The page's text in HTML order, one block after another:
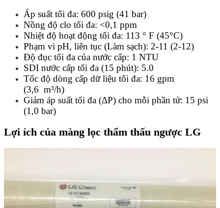
Áp suất tối đa: 600 psig (41 bar)
Nồng độ clo tối đa: <0,1 ppm
Nhiệt độ hoạt động tối đa: 113 ° F (45°C)
Phạm vi pH, liên tục (Làm sạch): 2-11 (2-12)
Độ đục tối đa của nước cấp: 1 NTU
SDI nước cấp tối đa (15 phút): 5.0
Tốc độ dòng cấp dữ liệu tối đa: 16 gpm
(3,6 m³/h)
Giảm áp suất tối đa (ΔP) cho mỗi phần tử: 15 psi
(1,0 bar)
Lợi ích của màng lọc thẩm thấu ngược LG